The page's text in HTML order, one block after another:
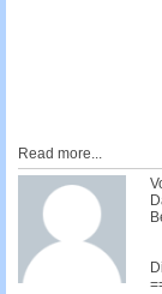
Read more...